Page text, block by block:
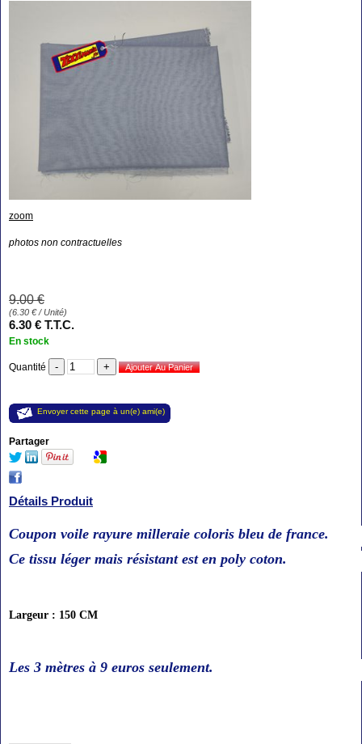
zoom
photos non contractuelles
9.00 €
(6.30 €/ Unité)
6.30 € T.T.C.
En stock
Quantité
Envoyer cette page à un(e) ami(e)
Partager
Détails Produit
Coupon voile rayure milleraie coloris bleu de france.
Ce tissu léger mais résistant est en poly coton.
Largeur : 150 CM
Les 3 mètres à 9 euros seulement.